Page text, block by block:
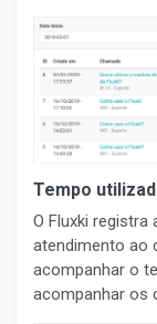
Tempo
O Fluxki
atendimento ao
acompanhar o
acompanhar os